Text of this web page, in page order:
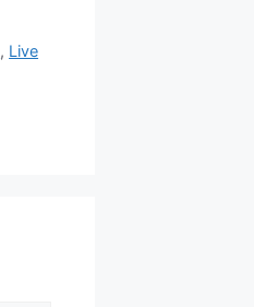
, Live